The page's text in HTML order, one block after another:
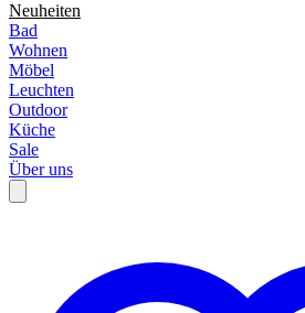
Neuheiten
Bad
Wohnen
Möbel
Leuchten
Outdoor
Küche
Sale
Über uns